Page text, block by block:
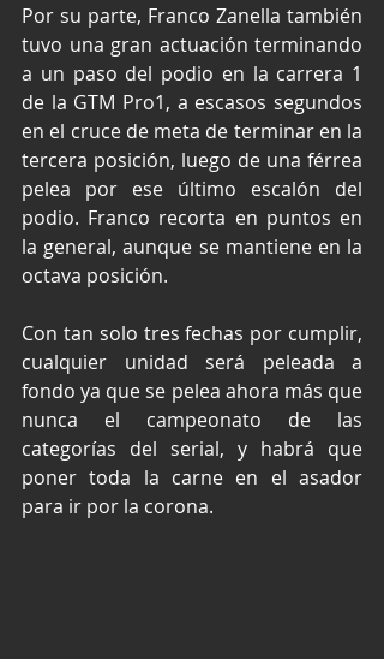
Por su parte, Franco Zanella también
tuvo una gran actuación terminando
a un paso del podio en la carrera 1
de la GTM Pro1, a escasos segundos
en el cruce de meta de terminar en la
tercera posición, luego de una férrea
pelea por ese último escalón del
podio. Franco recorta en puntos en
la general, aunque se mantiene en la
octava posición.
Con tan solo tres fechas por cumplir,
cualquier unidad será peleada a
fondo ya que se pelea ahora más que
nunca el campeonato de las
categorías del serial, y habrá que
poner toda la carne en el asador
para ir por la corona.